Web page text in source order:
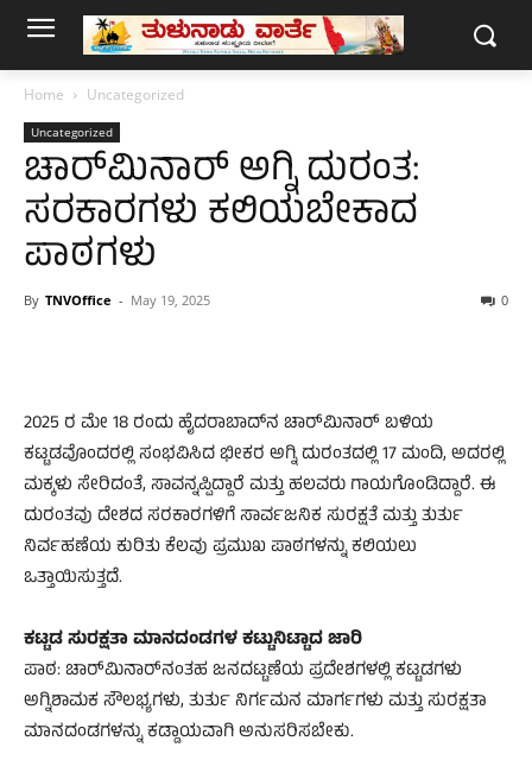
Home Uncategorized
Uncategorized
ಚಾರ್‌ಮಿನಾರ್‌ ಅಗ್ನಿ ದುರಂತ:
ಸರಕಾರಗಳು ಕಲಿಯಬೇಕಾದ
ಪಾಠಗಳು
By TNVOffice - May 19, 2025 0
2025 ರ ಮೇ 18 ರಂದು ಹೈದರಾಬಾದ್‌ನ ಚಾರ್‌ಮಿನಾರ್‌ ಬಳಿಯ
ಕಟ್ಟಡವೊಂದರಲ್ಲಿ ಸಂಭವಿಸಿದ ಭೀಕರ ಅಗ್ನಿ ದುರಂತದಲ್ಲಿ 17 ಮಂದಿ, ಅದರಲ್ಲಿ
ಮಕ್ಕಳು ಸೇರಿದಂತೆ, ಸಾವನ್ನಪ್ಪಿದ್ದಾರೆ ಮತ್ತು ಹಲವರು ಗಾಯಗೊಂಡಿದ್ದಾರೆ. ಈ
ದುರಂತವು ದೇಶದ ಸರಕಾರಗಳಿಗೆ ಸಾರ್ವಜನಿಕ ಸುರಕ್ಷತೆ ಮತ್ತು ತುರ್ತು
ನಿರ್ವಹಣೆಯ ಕುರಿತು ಕೆಲವು ಪ್ರಮುಖ ಪಾಠಗಳನ್ನು ಕಲಿಯಲು
ಒತ್ತಾಯಿಸುತ್ತದೆ.
ಕಟ್ಟಡ ಸುರಕ್ಷತಾ ಮಾನದಂಡಗಳ ಕಟ್ಟುನಿಟ್ಟಾದ ಜಾರಿ
ಪಾಠ: ಚಾರ್‌ಮಿನಾರ್‌ನಂತಹ ಜನದಟ್ಟಣೆಯ ಪ್ರದೇಶಗಳಲ್ಲಿ ಕಟ್ಟಡಗಳು
ಅಗ್ನಿಶಾಮಕ ಸೌಲಭ್ಯಗಳು, ತುರ್ತು ನಿರ್ಗಮನ ಮಾರ್ಗಗಳು ಮತ್ತು ಸುರಕ್ಷತಾ
ಮಾನದಂಡಗಳನ್ನು ಕಡ್ಡಾಯವಾಗಿ ಅನುಸರಿಸಬೇಕು.